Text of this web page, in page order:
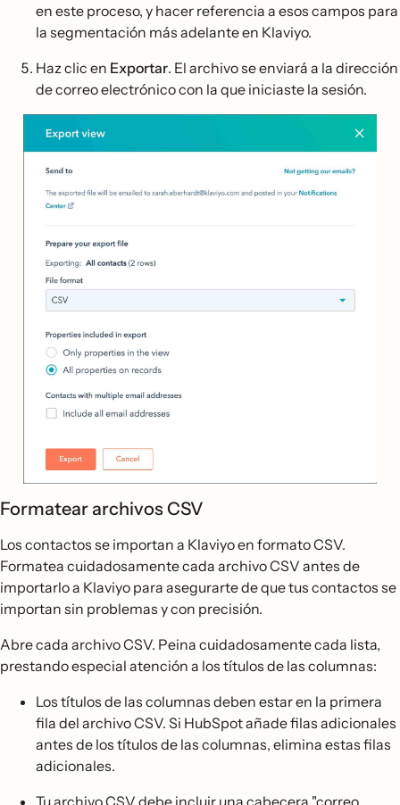
en este proceso, y hacer referencia a esos campos para
la segmentación más adelante en Klaviyo.
Haz clic en Exportar. El archivo se enviará a la dirección
de correo electrónico con la que iniciaste la sesión.
Formatear archivos CSV
Los contactos se importan a Klaviyo en formato CSV.
Formatea cuidadosamente cada archivo CSV antes de
importarlo a Klaviyo para asegurarte de que tus contactos se
importan sin problemas y con precisión.
Abre cada archivo CSV. Peina cuidadosamente cada lista,
prestando especial atención a los títulos de las columnas:
Los títulos de las columnas deben estar en la primera
fila del archivo CSV. Si HubSpot añade filas adicionales
antes de los títulos de las columnas, elimina estas filas
adicionales.
Tu archivo CSV debe incluir una cabecera "correo